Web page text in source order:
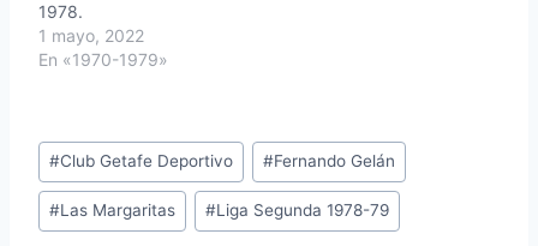
1978.
1 mayo, 2022
En «1970-1979»
Etiquetas
de
la
#Club Getafe Deportivo #Fernando Gelán
#Las Margaritas #Liga Segunda 1978-79